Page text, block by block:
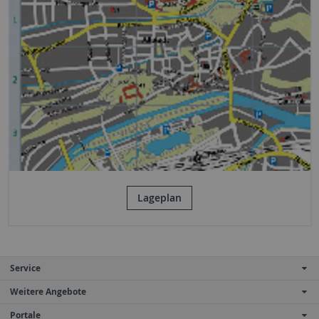
Lageplan
Service
Weitere Angebote
Portale